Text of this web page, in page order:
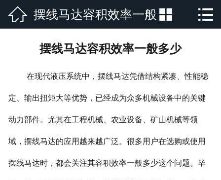
 网站首页
荣誉资质
行业新闻
 摆线马达容积效率一般
多少
 
摆线马达容积效率一般多少
在现代液压系统中，摆线马达凭借结构紧凑、性能稳
定、输出扭矩大等优势，已经成为众多机械设备中的关键
动力部件。尤其在工程机械、农业设备、矿山机械等领
域，摆线马达的应用越来越广泛。很多用户在选购或使用
摆线马达时，都会关注其容积效率一般多少这个问题。毕